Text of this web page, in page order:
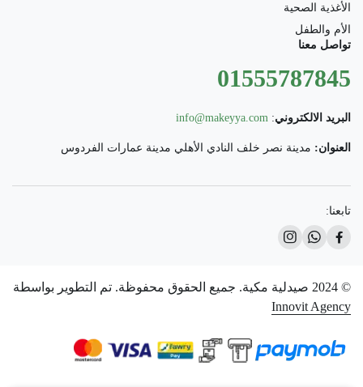
الأغذية الصحية
الأم والطفل
تواصل معنا
01555787845
البريد الالكتروني:
info@makeyya.com
العنوان: مدينة نصر خلف النادي الأهلي مدينة عمارات الفردوس
تابعنا:
© 2024 صيدلية مكية. جميع الحقوق محفوظة. تم التطوير بواسطة
Innovit Agency